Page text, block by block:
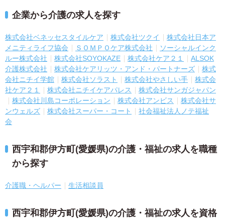
企業から介護の求人を探す
株式会社ベネッセスタイルケア 株式会社ツクイ
株式会社日本ア
メニティライフ協会
ＳＯＭＰＯケア株式会社
ソーシャルインク
ルー株式会社
株式会社SOYOKAZE 株式会社ケア２１
ALSOK
介護株式会社
株式会社ケアリッツ・アンド・パートナーズ
株式
会社ニチイ学館
株式会社ソラスト 株式会社やさしい手
株式会
社ケア２１
株式会社ニチイケアパレス
株式会社サンガジャパン
株式会社川島コーポレーション
株式会社アンビス
株式会社サ
ンウェルズ
株式会社スーパー・コート
社会福祉法人ノテ福祉
会
西宇和郡伊方町(愛媛県)の介護・福祉の求人を職種
から探す
介護職・ヘルパー 生活相談員
西宇和郡伊方町(愛媛県)の介護・福祉の求人を資格